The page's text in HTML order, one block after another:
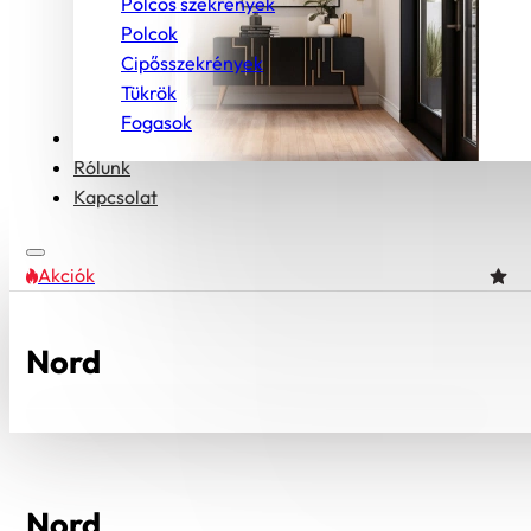
Polcok
Cipősszekrények
Tükrök
Fogasok
Bútorcsaládok
Rólunk
Kapcsolat
Akciók
Nord